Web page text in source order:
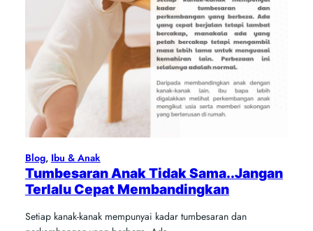
Blog, Ibu & Anak
Tumbesaran Anak Tidak Sama..Jangan
Terlalu Cepat Membandingkan
Setiap kanak-kanak mempunyai kadar tumbesaran dan